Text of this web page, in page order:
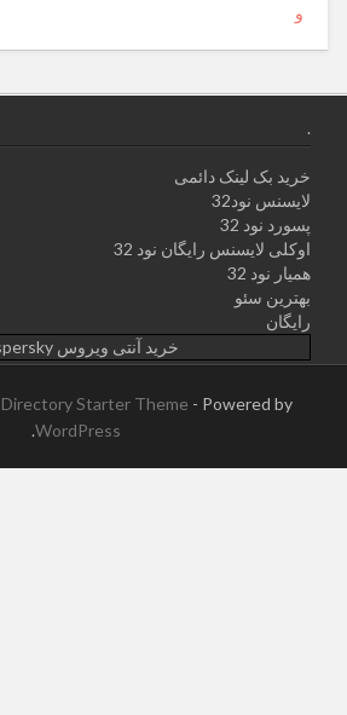
و
.
خرید بک لینک دائمی
لایسنس نود32
پسورد نود 32
اوکلی لایسنس رایگان نود 32
همیار نود 32
بهترین سئو
رایگان
خرید آنتی ویروس Kaspersky
Directory Starter Theme - Powered by
WordPress
.